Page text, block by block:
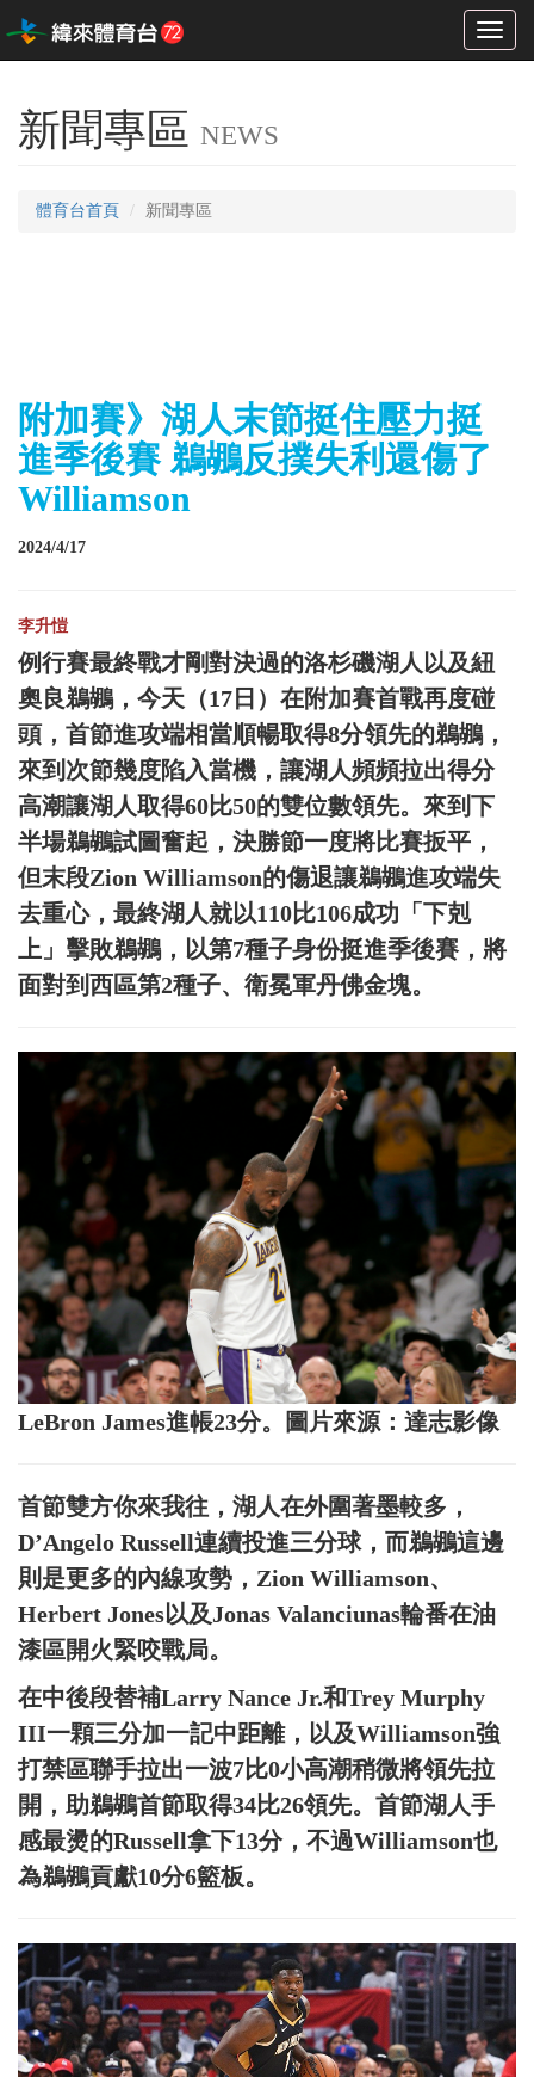
Toggle
新聞專區 NEWS
體育台首頁 新聞專區
附加賽》湖人末節挺住壓力挺
進季後賽 鵜鶘反撲失利還傷了
Williamson
2024/4/17
李升愷
例行賽最終戰才剛對決過的洛杉磯湖人以及紐
奧良鵜鶘，今天（17日）在附加賽首戰再度碰
頭，首節進攻端相當順暢取得8分領先的鵜鶘，
來到次節幾度陷入當機，讓湖人頻頻拉出得分
高潮讓湖人取得60比50的雙位數領先。來到下
半場鵜鶘試圖奮起，決勝節一度將比賽扳平，
但末段Zion Williamson的傷退讓鵜鶘進攻端失
去重心，最終湖人就以110比106成功「下剋
上」擊敗鵜鶘，以第7種子身份挺進季後賽，將
面對到西區第2種子、衛冕軍丹佛金塊。
LeBron James進帳23分。圖片來源：達志影像
首節雙方你來我往，湖人在外圍著墨較多，
D’Angelo Russell連續投進三分球，而鵜鶘這邊
則是更多的內線攻勢，Zion Williamson、
Herbert Jones以及Jonas Valanciunas輪番在油
漆區開火緊咬戰局。
在中後段替補Larry Nance Jr.和Trey Murphy
III一顆三分加一記中距離，以及Williamson強
打禁區聯手拉出一波7比0小高潮稍微將領先拉
開，助鵜鶘首節取得34比26領先。首節湖人手
感最燙的Russell拿下13分，不過Williamson也
為鵜鶘貢獻10分6籃板。